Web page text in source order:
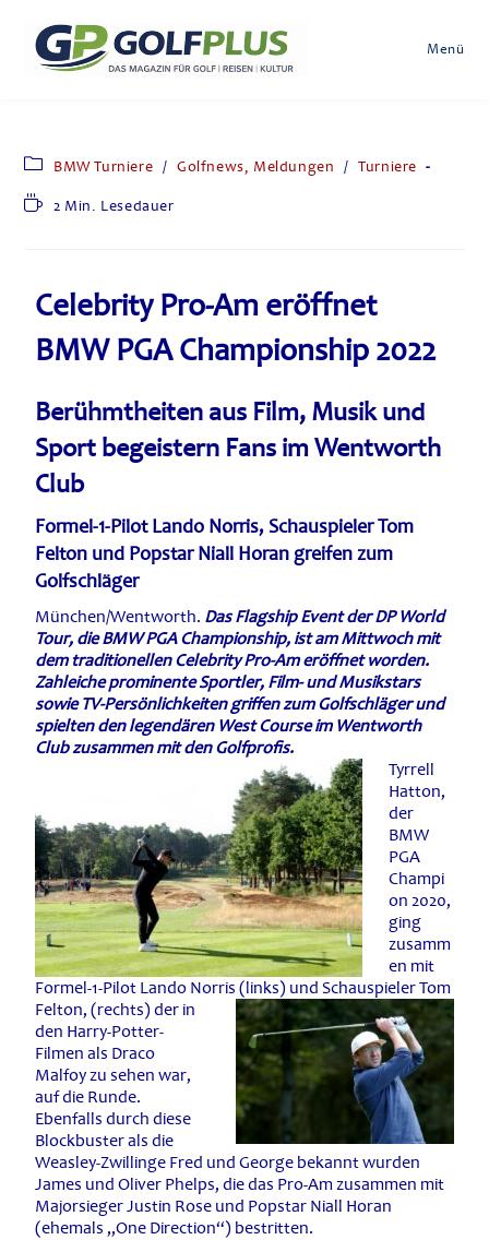
Menü
BMW Turniere / Golfnews, Meldungen / Turniere
2 Min. Lesedauer
Celebrity Pro-Am eröffnet
BMW PGA Championship 2022
Berühmtheiten aus Film, Musik und
Sport begeistern Fans im Wentworth
Club
Formel-1-Pilot Lando Norris, Schauspieler Tom
Felton und Popstar Niall Horan greifen zum
Golfschläger
München/Wentworth. Das Flagship Event der DP World
Tour, die BMW PGA Championship, ist am Mittwoch mit
dem traditionellen Celebrity Pro-Am eröffnet worden.
Zahleiche prominente Sportler, Film- und Musikstars
sowie TV-Persönlichkeiten griffen zum Golfschläger und
spielten den legendären West Course im Wentworth
Club zusammen mit den Golfprofis.
Tyrrell
Hatton,
der
BMW
PGA
Champi
on 2020,
ging
zusamm
en mit
Formel-1-Pilot Lando Norris (links) und SchauspielerTom
Felton, (rechts) der in
den Harry-Potter-
Filmen als Draco
Malfoy zu sehen war,
auf die Runde.
Ebenfalls durch diese
Blockbuster als die
Weasley-Zwillinge Fred und George bekannt wurden
James und Oliver Phelps, die das Pro-Am zusammen mit
Majorsieger Justin Rose und Popstar Niall Horan
(ehemals „One Direction“) bestritten.